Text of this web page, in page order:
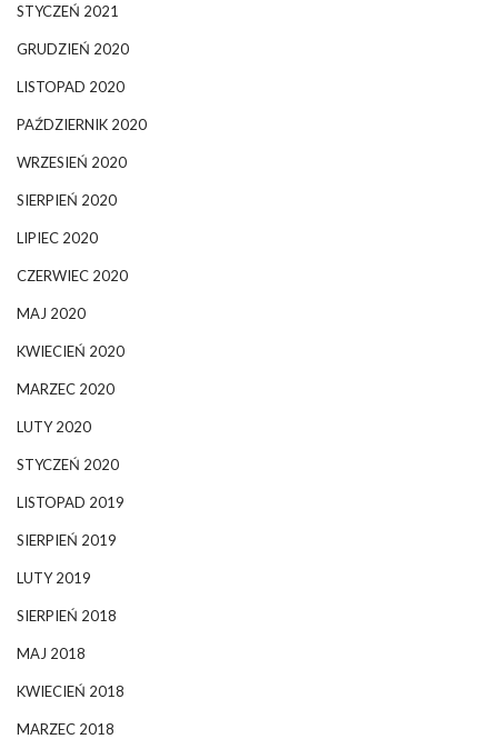
STYCZEŃ 2021
GRUDZIEŃ 2020
LISTOPAD 2020
PAŹDZIERNIK 2020
WRZESIEŃ 2020
SIERPIEŃ 2020
LIPIEC 2020
CZERWIEC 2020
MAJ 2020
KWIECIEŃ 2020
MARZEC 2020
LUTY 2020
STYCZEŃ 2020
LISTOPAD 2019
SIERPIEŃ 2019
LUTY 2019
SIERPIEŃ 2018
MAJ 2018
KWIECIEŃ 2018
MARZEC 2018